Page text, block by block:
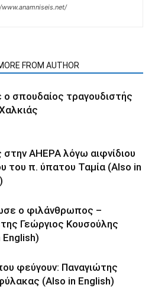
FROM AUTHOR
ο σπουδαίος τραγουδιστής
AHEPA λόγω αιφνίδιου
του π. ύπατου Ταμία (Also in
ο φιλάνθρωπος –
Γεώργιος Κουσούλης
English)
φεύγουν: Παναγιώτης
(Also in English)